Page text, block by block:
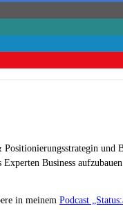
Business
in meinem Podcast